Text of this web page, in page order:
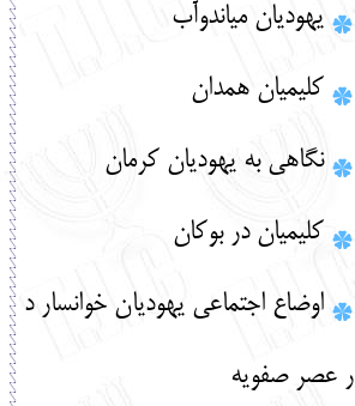
يهوديان مياندوآب
كليميان همدان
نگاهی به یهودیان کرمان
کلیمیان در بوکان
اوضاع اجتماعی یهودیان خوانسار د
ر عصر صفویه